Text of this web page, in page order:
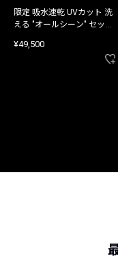
限定 吸水速乾 UVカット 洗
える "オールシーン" セット
¥49,500